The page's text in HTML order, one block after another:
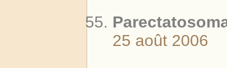
25 août 2006